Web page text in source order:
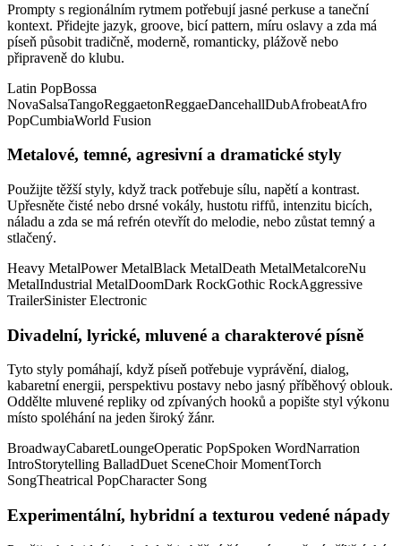
Prompty s regionálním rytmem potřebují jasné perkuse a taneční
kontext. Přidejte jazyk, groove, bicí pattern, míru oslavy a zda má
píseň působit tradičně, moderně, romanticky, plážově nebo
připraveně do klubu.
Latin PopBossa
NovaSalsaTangoReggaetonReggaeDancehallDubAfrobeatAfro
PopCumbiaWorld Fusion
Metalové, temné, agresivní a dramatické styly
Použijte těžší styly, když track potřebuje sílu, napětí a kontrast.
Upřesněte čisté nebo drsné vokály, hustotu riffů, intenzitu bicích,
náladu a zda se má refrén otevřít do melodie, nebo zůstat temný a
stlačený.
Heavy MetalPower MetalBlack MetalDeath MetalMetalcoreNu
MetalIndustrial MetalDoomDark RockGothic RockAggressive
TrailerSinister Electronic
Divadelní, lyrické, mluvené a charakterové písně
Tyto styly pomáhají, když píseň potřebuje vyprávění, dialog,
kabaretní energii, perspektivu postavy nebo jasný příběhový oblouk.
Oddělte mluvené repliky od zpívaných hooků a popište styl výkonu
místo spoléhání na jeden široký žánr.
BroadwayCabaretLoungeOperatic PopSpoken WordNarration
IntroStorytelling BalladDuet SceneChoir MomentTorch
SongTheatrical PopCharacter Song
Experimentální, hybridní a texturou vedené nápady